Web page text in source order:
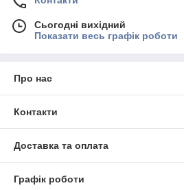
Сьогодні вихідний
Показати весь графік роботи
Про нас
Контакти
Доставка та оплата
Графік роботи